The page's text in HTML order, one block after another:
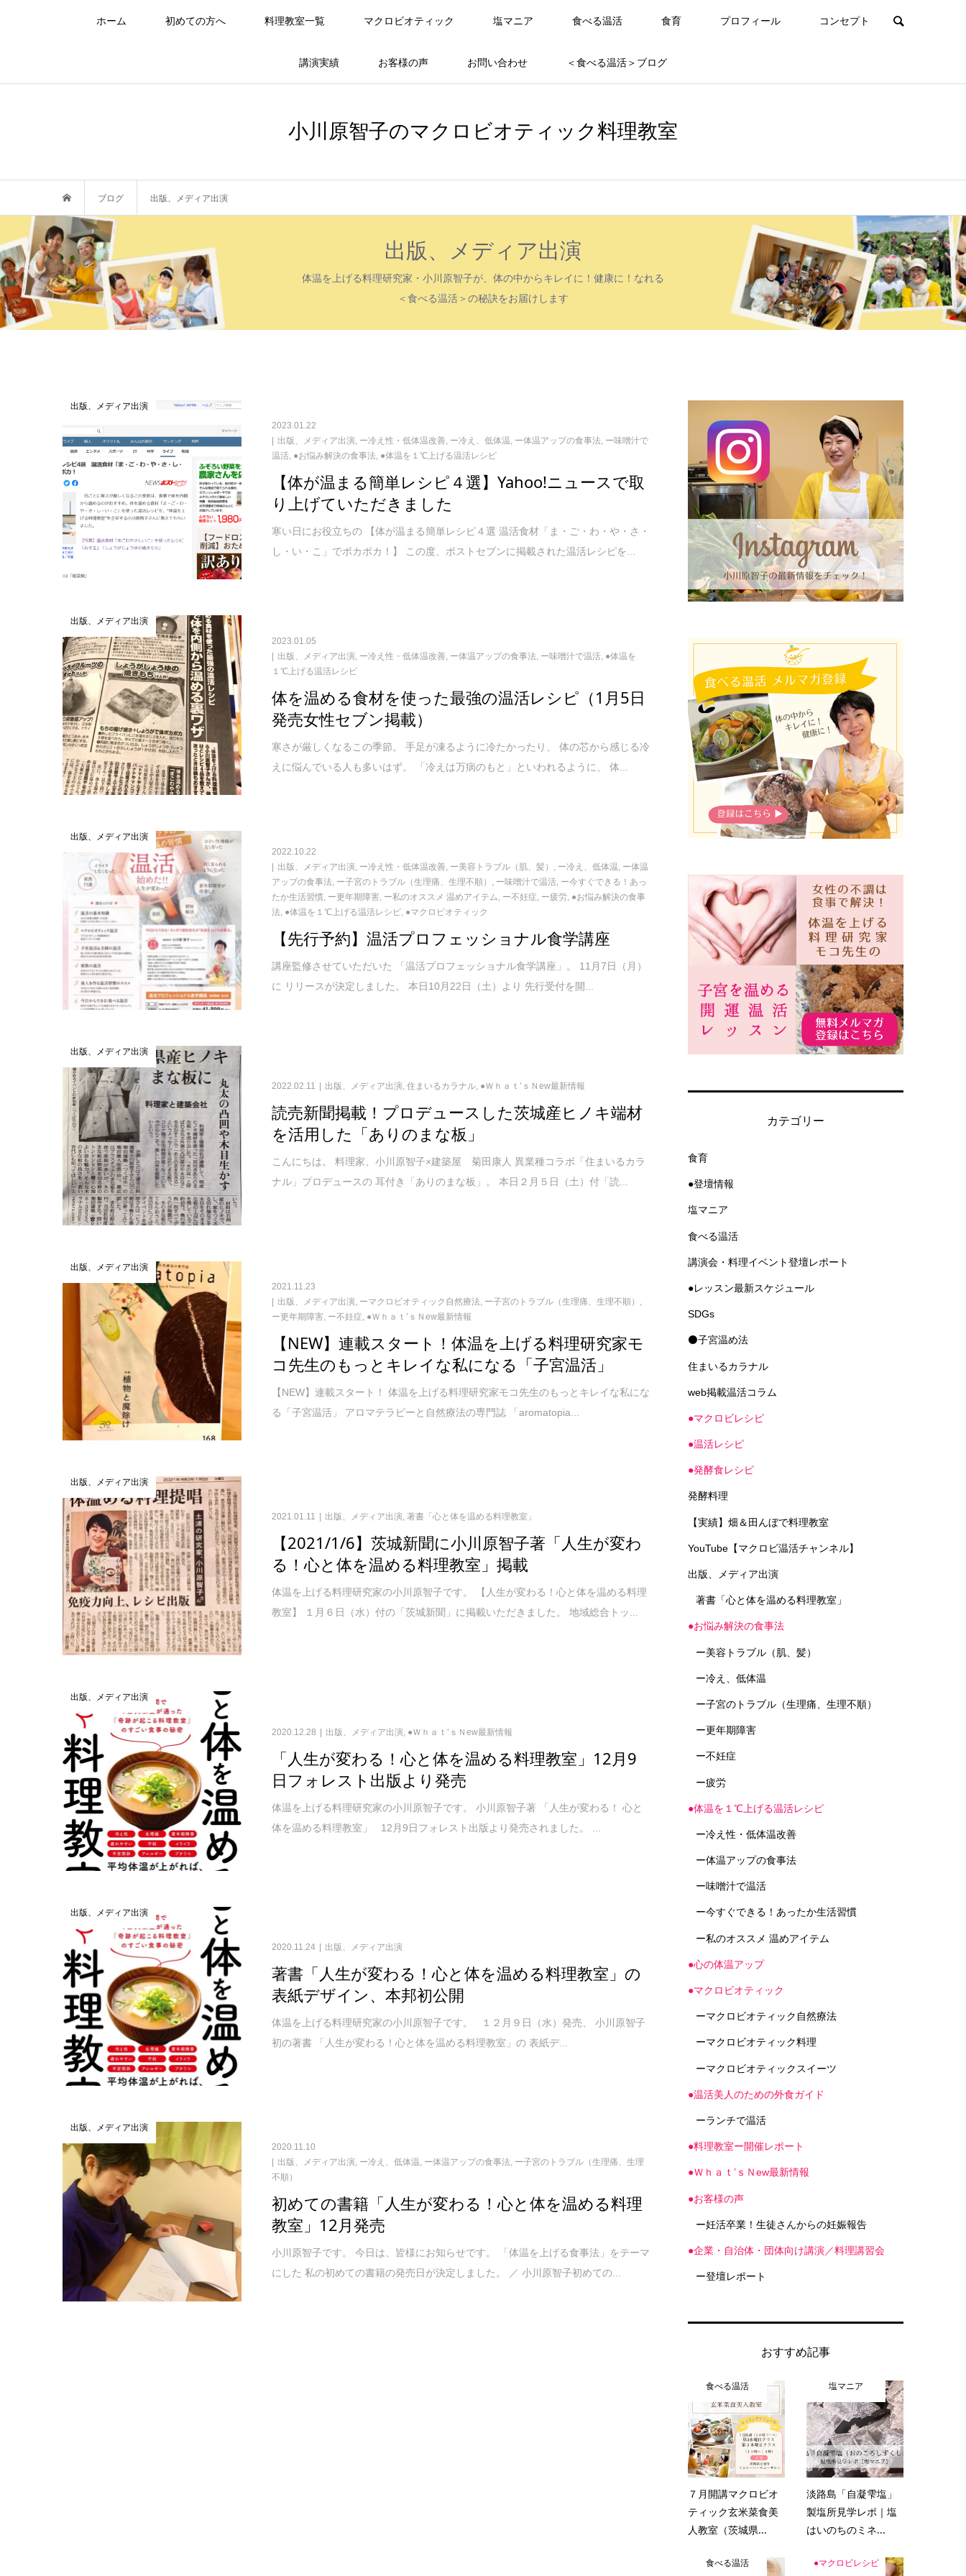
ホーム 初めての方へ 料理教室一覧 マクロビオティック 塩マニア 食べる温活 食育 プロフィール コンセプト
講演実績 お客様の声 お問い合わせ ＜食べる温活＞ブログ
小川原智子のマクロビオティック料理教室
ブログ 出版、メディア出演
出版、メディア出演
体温を上げる料理研究家・小川原智子が、体の中からキレイに！健康に！なれる
＜食べる温活＞の秘訣をお届けします
出版、メディア出演
2023.01.22
出版、メディア出演, ー冷え性・低体温改善, ー冷え、低体温, ー体温アップの食事法, ー味噌汁で
温活, ●お悩み解決の食事法, ●体温を１℃上げる温活レシピ
【体が温まる簡単レシピ４選】Yahoo!ニュースで取
り上げていただきました
寒い日にお役立ちの 【体が温まる簡単レシピ４選 温活食材「ま・ご・わ・や・さ・
し・い・こ」でポカポカ！】 この度、ポストセブンに掲載された温活レシピを...
出版、メディア出演
2023.01.05
出版、メディア出演 ー冷え性・低体温改善 ー体温アップの食事法 ー味噌汁で温活 ●体温を
１℃上げる温活レシピ
体を温める食材を使った最強の温活レシピ（1月5日
発売女性セブン掲載）
寒さが厳しくなるこの季節。 手足が凍るように冷たかったり、 体の芯から感じる冷
えに悩んでいる人も多いはず。 「冷えは万病のもと」といわれるように、 体...
出版、メディア出演
2022.10.22
出版、メディア出演, ー冷え性・低体温改善, ー美容トラブル（肌、髪） , ー冷え、低体温, ー体温
アップの食事法, ー子宮のトラブル（生理痛、生理不順） , ー味噌汁で温活, ー今すぐできる！あっ
たか生活習慣, ー更年期障害, ー私のオススメ 温めアイテム, ー不妊症, ー疲労, ●お悩み解決の食事
法, ●体温を１℃上げる温活レシピ, ●マクロビオティック
【先行予約】温活プロフェッショナル食学講座
講座監修させていただいた 「温活プロフェッショナル食学講座」。 11月7日（月）
に リリースが決定しました。 本日10月22日（土）より 先行受付を開...
出版、メディア出演
2022.02.11 出版、メディア出演,住まいるカラナル, ●Ｗｈａｔ’ｓＮew最新情報
読売新聞掲載！プロデュースした茨城産ヒノキ端材
を活用した「ありのまな板」
こんにちは。 料理家、小川原智子×建築屋 菊田康人 異業種コラボ「住まいるカラ
ナル」プロデュースの 耳付き「ありのまな板」。 本日２月５日（土）付「読...
出版、メディア出演
2021.11.23
出版、メディア出演 ーマクロビオティック自然療法 ー子宮のトラブル（生理痛、生理不順）
ー更年期障害 ー不妊症 ●Ｗｈａｔ’ｓＮew最新情報
【NEW】連載スタート！体温を上げる料理研究家モ
コ先生のもっとキレイな私になる「子宮温活」
【NEW】連載スタート！ 体温を上げる料理研究家モコ先生のもっとキレイな私にな
る「子宮温活」 アロマテラピーと自然療法の専門誌 「aromatopia...
出版、メディア出演
2021.01.11 出版、メディア出演,著書「心と体を温める料理教室」
【2021/1/6】茨城新聞に小川原智子著「人生が変わ
る！心と体を温める料理教室」掲載
体温を上げる料理研究家の小川原智子です。 【人生が変わる！心と体を温める料理
教室】 １月６日（水）付の「茨城新聞」に掲載いただきました。 地域総合トッ...
出版、メディア出演
2020.12.28 出版、メディア出演 ●Ｗｈａｔ’ｓＮew最新情報
「人生が変わる！心と体を温める料理教室」12月9
日フォレスト出版より発売
体温を上げる料理研究家の小川原智子です。 小川原智子著 「人生が変わる！ 心と
体を温める料理教室」 12月9日フォレスト出版より発売されました。 ...
出版、メディア出演
2020.11.24 出版、メディア出演
著書「人生が変わる！心と体を温める料理教室」の
表紙デザイン、本邦初公開
体温を上げる料理研究家の小川原智子です。 １２月９日（水）発売、 小川原智子
初の著書 「人生が変わる！心と体を温める料理教室」の 表紙デ...
出版、メディア出演
2020.11.10
出版、メディア出演, ー冷え、低体温, ー体温アップの食事法, ー子宮のトラブル（生理痛、生理
不順）
初めての書籍「人生が変わる！心と体を温める料理
教室」12月発売
小川原智子です。 今日は、皆様にお知らせです。 「体温を上げる食事法」をテーマ
にした 私の初めての書籍の発売日が決定しました。 ／ 小川原智子初めての...
カテゴリー
食育
●登壇情報
塩マニア
食べる温活
講演会・料理イベント登壇レポート
●レッスン最新スケジュール
SDGs
⚫子宮温め法
住まいるカラナル
web掲載温活コラム
●マクロビレシピ
●温活レシピ
●発酵食レシピ
発酵料理
【実績】畑＆田んぼで料理教室
YouTube【マクロビ温活チャンネル】
出版、メディア出演
著書「心と体を温める料理教室」
●お悩み解決の食事法
ー美容トラブル（肌、髪）
ー冷え、低体温
ー子宮のトラブル（生理痛、生理不順）
ー更年期障害
ー不妊症
ー疲労
●体温を１℃上げる温活レシピ
ー冷え性・低体温改善
ー体温アップの食事法
ー味噌汁で温活
ー今すぐできる！あったか生活習慣
ー私のオススメ 温めアイテム
●心の体温アップ
●マクロビオティック
ーマクロビオティック自然療法
ーマクロビオティック料理
ーマクロビオティックスイーツ
●温活美人のための外食ガイド
ーランチで温活
●料理教室ー開催レポート
●Ｗｈａｔ’ｓＮew最新情報
●お客様の声
ー妊活卒業！生徒さんからの妊娠報告
●企業・自治体・団体向け講演／料理講習会
ー登壇レポート
おすすめ記事
食べる温活
７月開講マクロビオ
ティック玄米菜食美
人教室（茨城県...
塩マニア
淡路島「自凝雫塩」
製塩所見学レポ｜塩
はいのちのミネ...
食べる温活 ●マクロビレシピ